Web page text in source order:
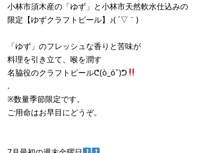
小林市須木産の「ゆず」と小林市天然軟水仕込みの
限定【ゆずクラフトビール】♪( ´▽｀)
「ゆず」のフレッシュな香りと苦味が
料理を引き立て、喉を潤す
名脇役のクラフトビールᕦ(ò_óˇ)ᕤ
.
※数量季節限定です。
ご用命はお早目にどうぞ。